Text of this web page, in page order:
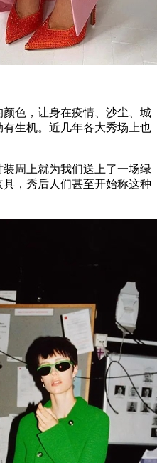
色，让身在疫情、沙尘、城
生机。近几年各大秀场上也
周上就为我们送上了一场绿
，秀后人们甚至开始称这种